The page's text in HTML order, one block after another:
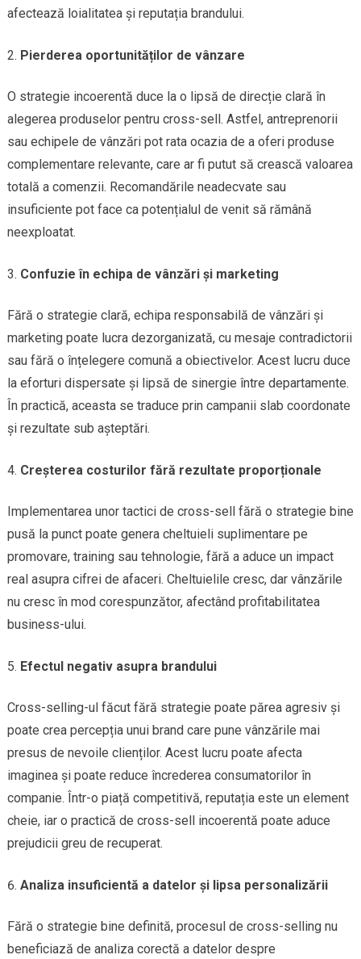
afectează loialitatea și reputația brandului.
Pierderea oportunităților de vânzare
O strategie incoerentă duce la o lipsă de direcție clară în
alegerea produselor pentru cross-sell. Astfel, antreprenorii
sau echipele de vânzări pot rata ocazia de a oferi produse
complementare relevante, care ar fi putut să crească valoarea
totală a comenzii. Recomandările neadecvate sau
insuficiente pot face ca potențialul de venit să rămână
neexploatat.
Confuzie în echipa de vânzări și marketing
Fără o strategie clară, echipa responsabilă de vânzări și
marketing poate lucra dezorganizată, cu mesaje contradictorii
sau fără o înțelegere comună a obiectivelor. Acest lucru duce
la eforturi dispersate și lipsă de sinergie între departamente.
În practică, aceasta se traduce prin campanii slab coordonate
și rezultate sub așteptări.
Creșterea costurilor fără rezultate proporționale
Implementarea unor tactici de cross-sell fără o strategie bine
pusă la punct poate genera cheltuieli suplimentare pe
promovare, training sau tehnologie, fără a aduce un impact
real asupra cifrei de afaceri. Cheltuielile cresc, dar vânzările
nu cresc în mod corespunzător, afectând profitabilitatea
business-ului.
Efectul negativ asupra brandului
Cross-selling-ul făcut fără strategie poate părea agresiv și
poate crea percepția unui brand care pune vânzările mai
presus de nevoile clienților. Acest lucru poate afecta
imaginea și poate reduce încrederea consumatorilor în
companie. Într-o piață competitivă, reputația este un element
cheie, iar o practică de cross-sell incoerentă poate aduce
prejudicii greu de recuperat.
Analiza insuficientă a datelor și lipsa personalizării
Fără o strategie bine definită, procesul de cross-selling nu
beneficiază de analiza corectă a datelor despre